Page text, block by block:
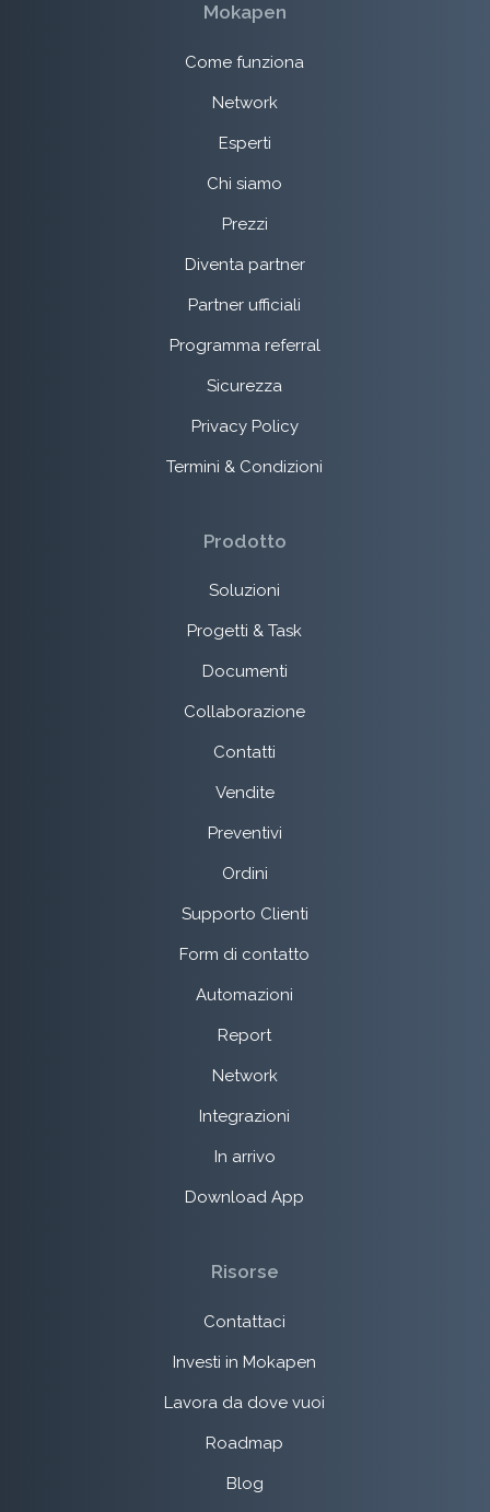
Mokapen
Come funziona
Network
Esperti
Chi siamo
Prezzi
Diventa partner
Partner ufficiali
Programma referral
Sicurezza
Privacy Policy
Termini & Condizioni
Prodotto
Soluzioni
Progetti & Task
Documenti
Collaborazione
Contatti
Vendite
Preventivi
Ordini
Supporto Clienti
Form di contatto
Automazioni
Report
Network
Integrazioni
In arrivo
Download App
Risorse
Contattaci
Investi in Mokapen
Lavora da dove vuoi
Roadmap
Blog